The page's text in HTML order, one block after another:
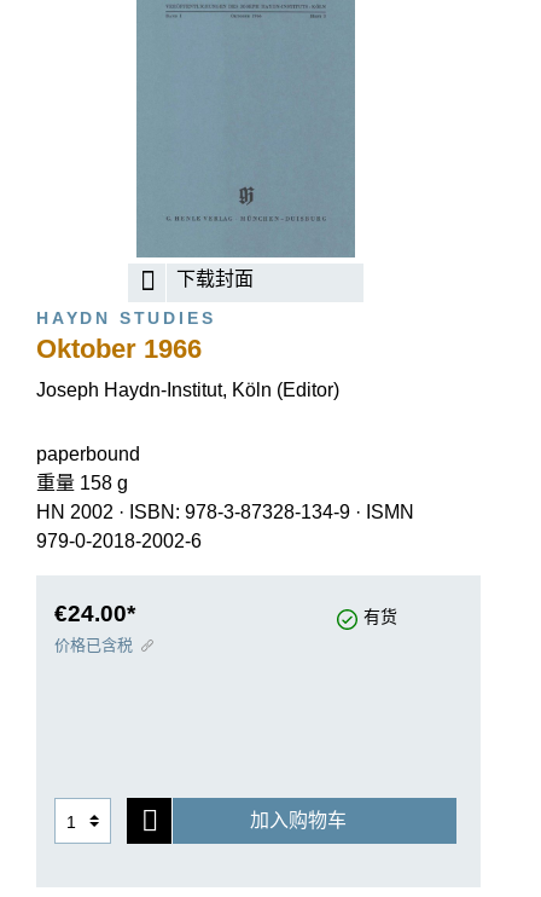
下载封面
HAYDN STUDIES
Oktober 1966
Joseph Haydn-Institut, Köln (Editor)
paperbound
重量 158 g
HN 2002 · ISBN: 978-3-87328-134-9 · ISMN
979-0-2018-2002-6
€24.00* 有货
价格已含税
加入购物车